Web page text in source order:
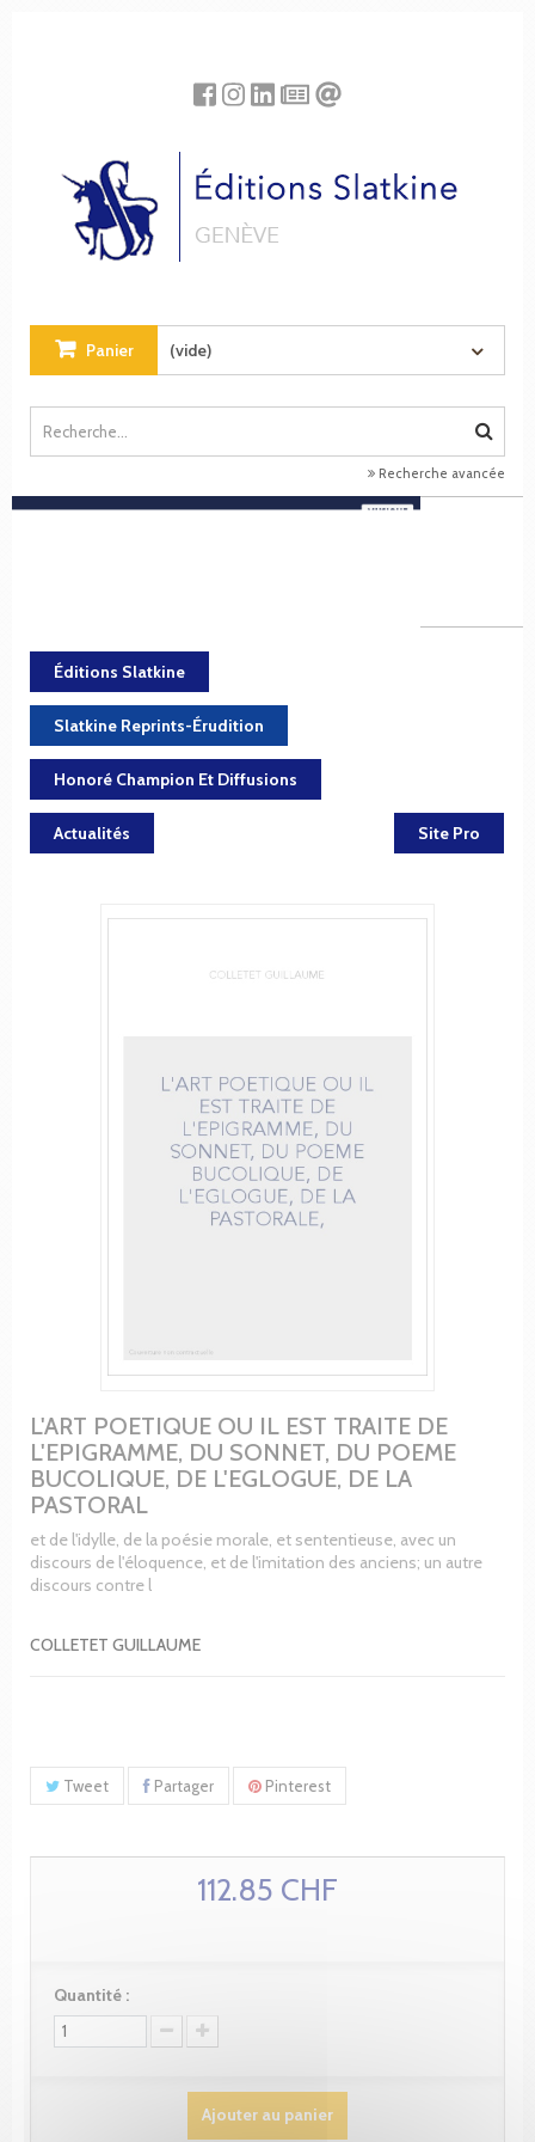
Panier (vide)
Recherche avancée
Éditions Slatkine
Slatkine Reprints-Érudition
Honoré Champion Et Diffusions
Actualités Site Pro
L'ART POETIQUE OU IL EST TRAITE DE
L'EPIGRAMME, DU SONNET, DU POEME
BUCOLIQUE, DE L'EGLOGUE, DE LA
PASTORAL
et de l'idylle, de la poésie morale, et sententieuse, avec un
discours de l'éloquence, et de l'imitation des anciens; un autre
discours contre l
COLLETET GUILLAUME
Tweet Partager Pinterest
112.85 CHF
Quantité :
Ajouter au panier